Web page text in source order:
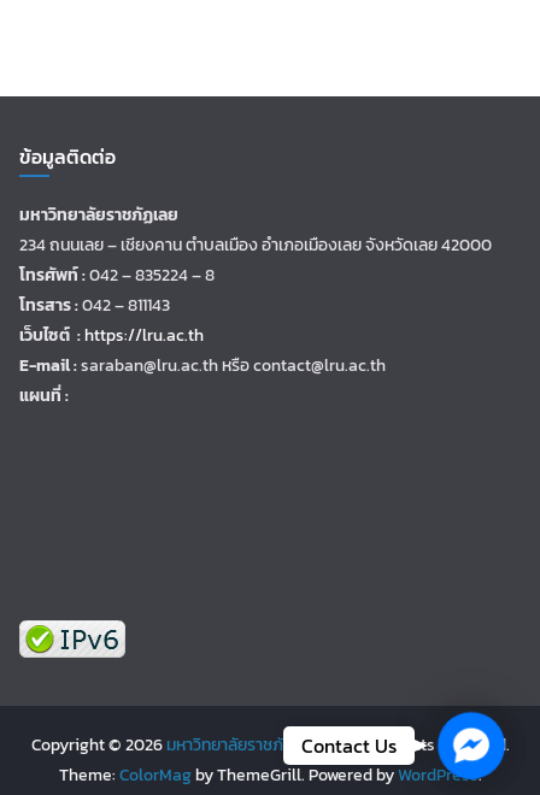
ข้อมูลติดต่อ
มหาวิทยาลัยราชภัฏเลย
234 ถนนเลย – เชียงคาน ตำบลเมือง อำเภอเมืองเลย จังหวัดเลย 42000
โทรศัพท์ :042 – 835224 – 8
โทรสาร :042 – 811143
เว็บไซต์ :https://lru.ac.th
E-mail :saraban@lru.ac.thหรือ contact@lru.ac.th
แผนที่ :
Copyright © 2026มหาวิทยาลัยราชภัฏเลย | LRU. All rights reserved.
Theme:ColorMagby ThemeGrill. Powered byWordPress.
Contact Us